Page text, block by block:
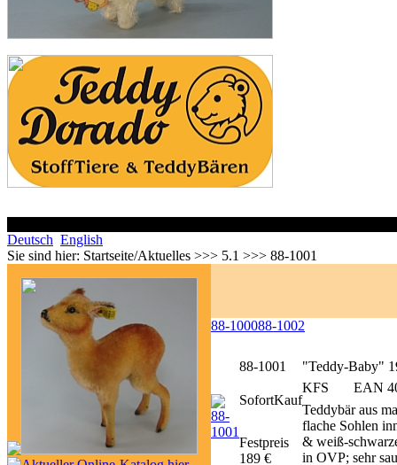
Deutsch English
Sie sind hier: Startseite/Aktuelles >>> 5.1 >>> 88-1001
88-100088-1002
88-1001
"Teddy-Baby"
KFS
EAN
Teddybär aus
flache Sohlen
& weiß-
in OVP; sehr
SofortKauf
Festpreis
189 €